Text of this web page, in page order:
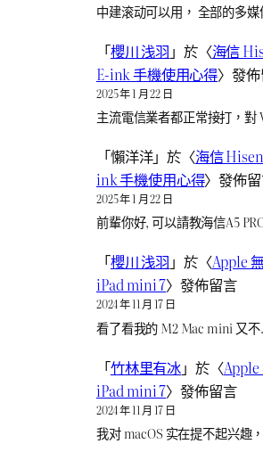
中建滚动可以用， 全部的多
「櫻川 浅羽 」於〈海信
E-ink 手機使用心得〉發
2025 年 1 月 22 日
主流電信業者都正常接打，對
「懶洋洋」於〈海信
ink 手機使用心得〉發佈
2025 年 1 月 22 日
前輩你好, 可以請教海信A5
「櫻川 浅羽 」於〈Apple
iPad mini 7〉發佈留言
2024 年 11 月 17 日
看了看我的 M2 Mac mini 又
「竹林里有冰」於〈
iPad mini 7〉發佈留言
2024 年 11 月 17 日
我对 macOS 实在提不起兴趣